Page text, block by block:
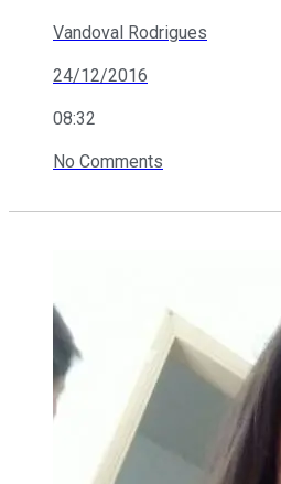
Vandoval Rodrigues
24/12/2016
08:32
No Comments